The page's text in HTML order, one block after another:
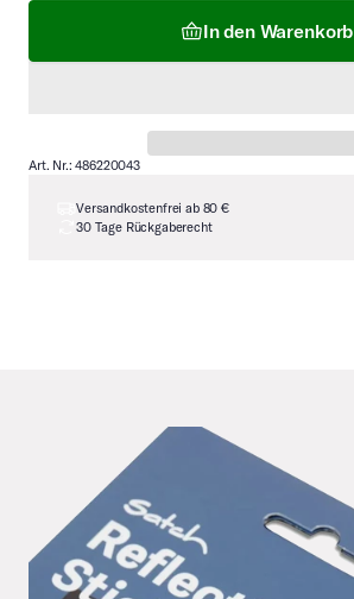
In den Warenkorb
Art. Nr.: 486220043
Versandkostenfrei ab 80 €
30 Tage Rückgaberecht